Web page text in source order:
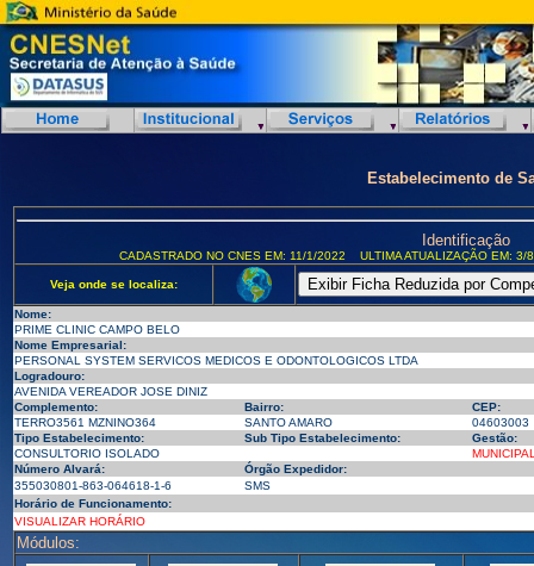
Estabelecimento de
Identificação
CADASTRADO NO CNES EM: 11/1/2022 ULTIMA ATUALIZAÇÃO EM:
Veja onde se localiza:
Nome:
PRIME CLINIC CAMPO BELO
Nome Empresarial:
PERSONAL SYSTEM SERVICOS MEDICOS E ODONTOLOGICOS LTDA
Logradouro:
AVENIDA VEREADOR JOSE DINIZ
Complemento:
Bairro:
CEP:
TERRO3561 MZNINO364
SANTO AMARO
04603003
Tipo Estabelecimento:
Sub Tipo Estabelecimento:
Gestão:
CONSULTORIO ISOLADO
Número Alvará:
Órgão Expedidor:
355030801-863-064618-1-6
SMS
Horário de Funcionamento:
VISUALIZAR HORÁRIO
Módulos: